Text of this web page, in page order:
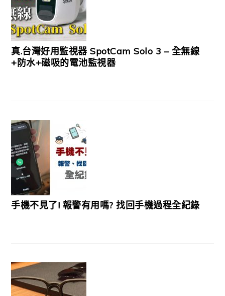
真.台灣好用監視器 SpotCam Solo 3 – 全無線
+防水+磁吸的電池監視器
手機不見了! 報警有用嗎? 找回手機過程全紀錄